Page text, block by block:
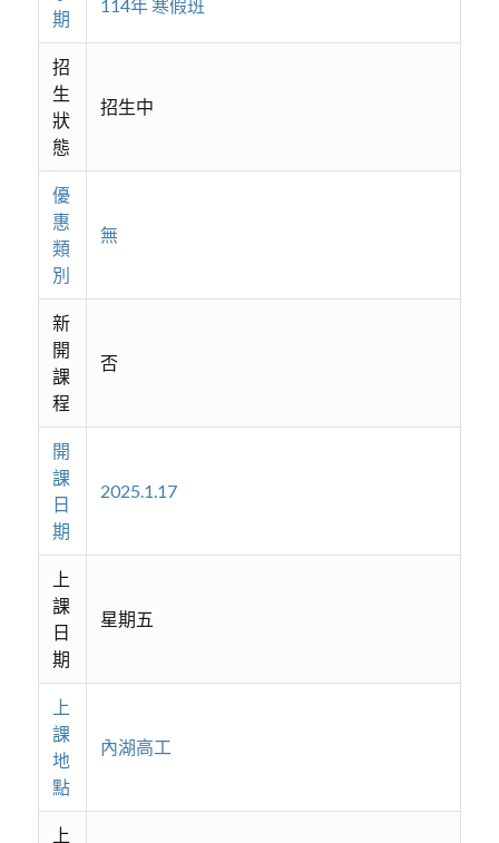
期
114年 寒假班
招
生
狀
態
招生中
優
惠
類
別
無
新
開
課
程
否
開
課
日
期
2025.1.17
上
課
日
期
星期五
上
課
地
點
內湖高工
上